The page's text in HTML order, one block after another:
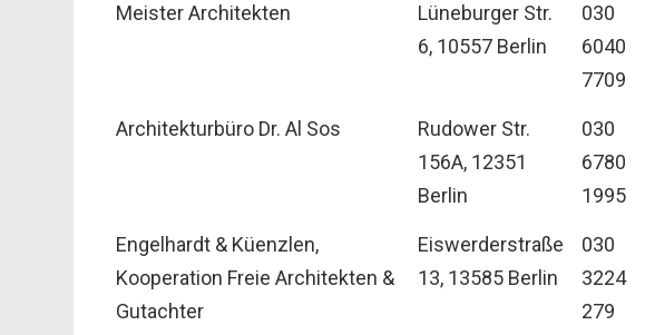
Meister Architekten
Lüneburger Str.
6, 10557 Berlin
030
6040
7709
Architekturbüro Dr. Al Sos
Rudower Str.
156A, 12351
Berlin
030
6780
1995
Engelhardt & Küenzlen,
Kooperation Freie Architekten &
Gutachter
Eiswerderstraße
13, 13585 Berlin
030
3224
279